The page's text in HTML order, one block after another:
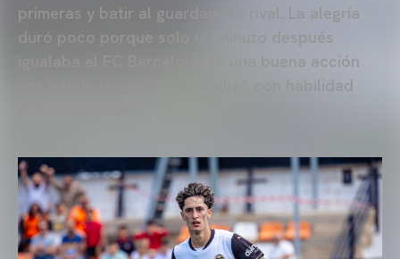
primeras y batir al guardameta rival. La alegría
duró poco porque solo un minuto después
igualaba el FC Barcelona en una buena acción
por banda derecha que finalizó con habilidad